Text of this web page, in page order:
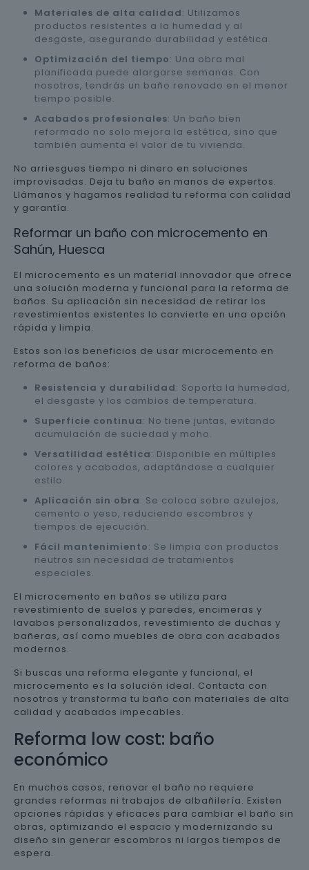
Materiales de alta calidad: Utilizamos
productos resistentes a la humedad y al
desgaste, asegurando durabilidad y estética.
Optimización del tiempo: Una obra mal
planificada puede alargarse semanas. Con
nosotros, tendrás un baño renovado en el menor
tiempo posible.
Acabados profesionales: Un baño bien
reformado no solo mejora la estética, sino que
también aumenta el valor de tu vivienda.
No arriesgues tiempo ni dinero en soluciones
improvisadas. Deja tu baño en manos de expertos.
Llámanos y hagamos realidad tu reforma con calidad
y garantía.
Reformar un baño con microcemento en
Sahún, Huesca
El microcemento es un material innovador que ofrece
una solución moderna y funcional para la reforma de
baños. Su aplicación sin necesidad de retirar los
revestimientos existentes lo convierte en una opción
rápida y limpia.
Estos son los beneficios de usar microcemento en
reforma de baños:
Resistencia y durabilidad: Soporta la humedad,
el desgaste y los cambios de temperatura.
Superficie continua: No tiene juntas, evitando
acumulación de suciedad y moho.
Versatilidad estética: Disponible en múltiples
colores y acabados, adaptándose a cualquier
estilo.
Aplicación sin obra: Se coloca sobre azulejos,
cemento o yeso, reduciendo escombros y
tiempos de ejecución.
Fácil mantenimiento: Se limpia con productos
neutros sin necesidad de tratamientos
especiales.
El microcemento en baños se utiliza para
revestimiento de suelos y paredes, encimeras y
lavabos personalizados, revestimiento de duchas y
bañeras, así como muebles de obra con acabados
modernos.
Si buscas una reforma elegante y funcional, el
microcemento es la solución ideal. Contacta con
nosotros y transforma tu baño con materiales de alta
calidad y acabados impecables.
Reforma low cost: baño
económico
En muchos casos, renovar el baño no requiere
grandes reformas ni trabajos de albañilería. Existen
opciones rápidas y eficaces para cambiar el baño sin
obras, optimizando el espacio y modernizando su
diseño sin generar escombros ni largos tiempos de
espera.